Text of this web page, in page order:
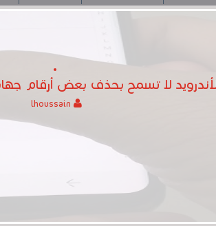
لا تسمح بحذف بعض أرقام